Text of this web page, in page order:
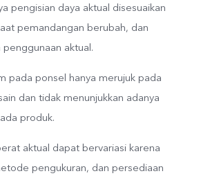
pengisian daya aktual disesuaikan
pemandangan berubah, dan
aktual.
pada ponsel hanya merujuk pada
dan tidak menunjukkan adanya
produk.
aktual dapat bervariasi karena
pengukuran, dan persediaan